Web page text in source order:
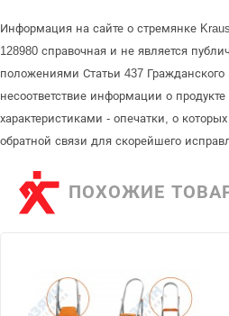
Информация на сайте о стремянке
128980 справочная и не является
положениями Статьи 437
несоответствие информации о
характеристиками - опечатки, о
обратной связи для скорейшего
ПОХОЖИЕ